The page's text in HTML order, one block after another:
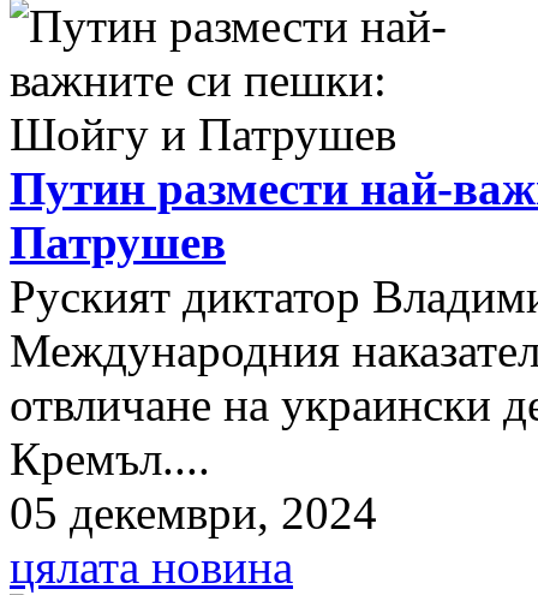
Путин размести най-
Патрушев
Руският диктатор
Международния
отвличане на украински
Кремъл....
05 декември, 2024
цялата новина